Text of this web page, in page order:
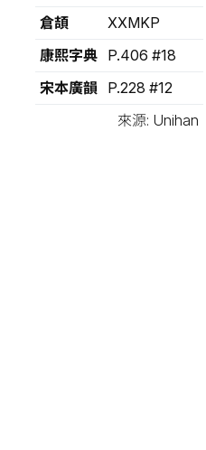
倉頡
XXMKP
康熙字典
P.406 #18
宋本廣韻
P.228 #12
來源: Unihan